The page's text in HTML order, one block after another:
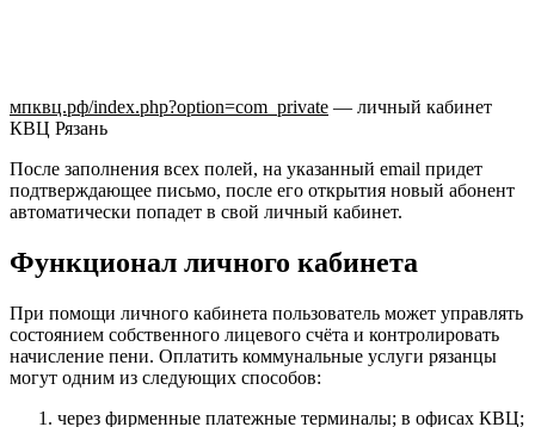
мпквц.рф/index.php?option=com_private — личный кабинет
КВЦ Рязань
После заполнения всех полей, на указанный email придет
подтверждающее письмо, после его открытия новый абонент
автоматически попадет в свой личный кабинет.
Функционал личного кабинета
При помощи личного кабинета пользователь может управлять
состоянием собственного лицевого счёта и контролировать
начисление пени. Оплатить коммунальные услуги рязанцы
могут одним из следующих способов:
через фирменные платежные терминалы; в офисах КВЦ;